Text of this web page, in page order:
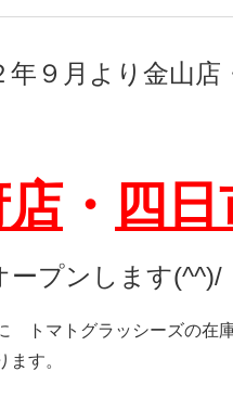
年９月より金山店
店・ 四
ープンします(^^)/
トマトグラッシーズの在
ます。